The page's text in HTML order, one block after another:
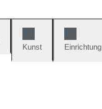
Kunst
Einrichtung